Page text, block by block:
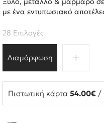
με ένα εντυπωσιακό
Διαμόρφωση
28 Επιλογές
Πιστωτική κάρτα 54.00€ /